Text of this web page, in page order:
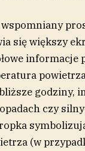
się większy
informacje
godziny,
czy
(w